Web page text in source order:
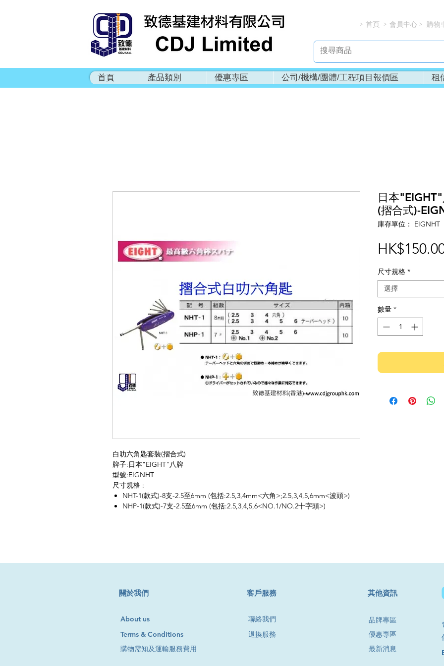
> > >
首頁 會員中心 購物
首頁 產品類別 優惠專區 公司/機構/團體/工程項目報價區 租
白叻六角匙套裝(摺合式)
牌子:日本"EIGHT"八牌
型號:EIGNHT
尺寸規格 :
NHT-1(款式)-8支-2.5至6mm (包括:2.5,3,4mm<六角>;2.5,3,4,5,6mm<波頭>)
NHP-1(款式)-7支-2.5至6mm (包括:2.5,3,4,5,6<NO.1/NO.2十字頭>)
日本
(摺合式)-
庫存單位： EIGNHT
尺寸規格 *
選擇
數量 *
​關於我們
About us
Terms & Conditions
​客戶服務
聯絡我們
退換服務
購物需知及運輸服務費用
其他資訊
品牌專區
優惠專區
最新消息